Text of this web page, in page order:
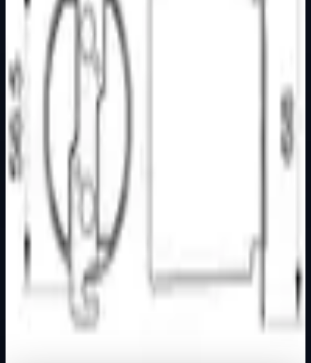
Način prikaza
Prezentacijski prikaz bez cijena, košarice, zaliha i
kupovine.
Kratak pregled
Grlo E-40 porculan 16 A 250 V~ IEC 60061 Porculansko
Za žarulje sa podnožjem E40/45 Sa metalnim nosačem
Dostupno za kupnju u internetskoj trgovini Živić-
Elektro
Kupovina
Ovaj proizvod možete kupiti u našoj internetskoj trgovini.
Za kompletnu dostupnost i internetsku kupnju posjetite